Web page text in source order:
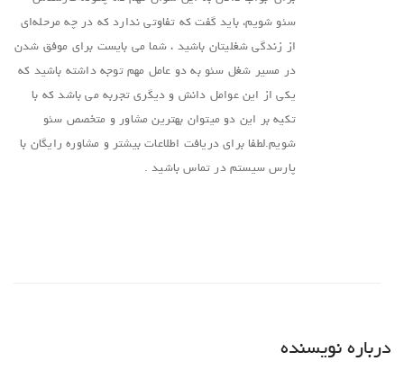
سئو شویم، باید گفت که تفاوتی ندارد که در چه مرحله‌ای
از زندگی شغلیتان باشید ، شما می بایست برای موفق شدن
در مسیر شغل سئو به دو عامل مهم توجه داشته باشید که
یکی از این عوامل دانش و دیگری تجربه می باشد که با
تکیه بر این دو میتوان بهترین مشاور و متخصص سئو
شویم.لطفا برای دریافت اطلاعات بیشتر و مشاوره رایگان با
پارس سیستم در تماس باشید .
درباره نویسنده